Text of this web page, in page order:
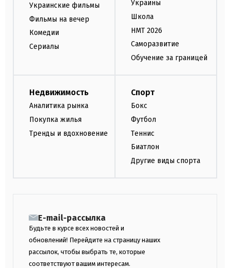
Украинские фильмы
Фильмы на вечер
Комедии
Сериалы
Украины
Школа
НМТ 2026
Саморазвитие
Обучение за границей
Недвижимость
Аналитика рынка
Покупка жилья
Тренды и вдохновение
Спорт
Бокс
Футбол
Теннис
Биатлон
Другие виды спорта
E-mail-рассылка
Будьте в курсе всех новостей и
обновлений! Перейдите на страницу наших
рассылок, чтобы выбрать те, которые
соответствуют вашим интересам.